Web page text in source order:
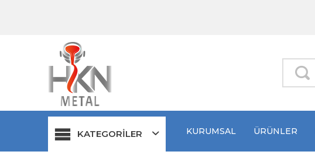
KATEGORİLER KURUMSAL ÜRÜNLER